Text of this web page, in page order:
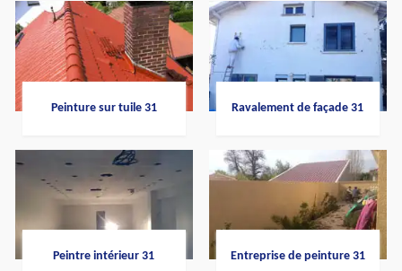
Peinture sur tuile 31 Ravalement de façade 31
Peintre intérieur 31 Entreprise de peinture 31